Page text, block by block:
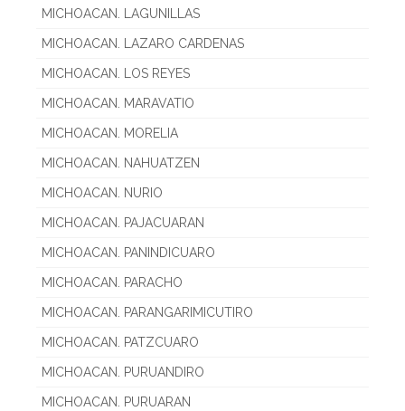
MICHOACAN. LAGUNILLAS
MICHOACAN. LAZARO CARDENAS
MICHOACAN. LOS REYES
MICHOACAN. MARAVATIO
MICHOACAN. MORELIA
MICHOACAN. NAHUATZEN
MICHOACAN. NURIO
MICHOACAN. PAJACUARAN
MICHOACAN. PANINDICUARO
MICHOACAN. PARACHO
MICHOACAN. PARANGARIMICUTIRO
MICHOACAN. PATZCUARO
MICHOACAN. PURUANDIRO
MICHOACAN. PURUARAN